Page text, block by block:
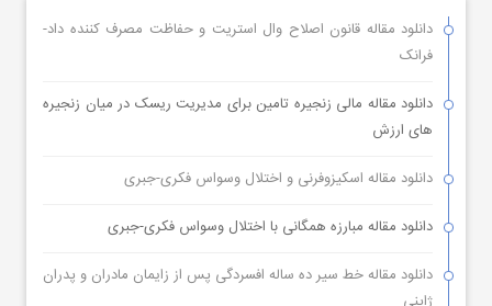
دانلود مقاله قانون اصلاح وال استریت و حفاظت مصرف کننده داد-
فرانک
دانلود مقاله مالی زنجیره تامین برای مدیریت ریسک در میان زنجیره
های ارزش
دانلود مقاله اسکیزوفرنی و اختلال وسواس فکری-جبری
دانلود مقاله مبارزه همگانی با اختلال وسواس فکری-جبری
دانلود مقاله خط سیر ده ساله افسردگی پس از زایمان مادران و پدران